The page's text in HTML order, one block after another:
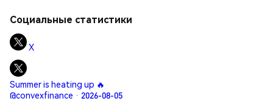
Социальные статистики
X
Summer is heating up 🔥
@convexfinance · 2026-08-05